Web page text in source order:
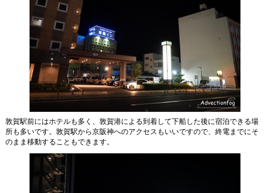
敦賀駅前にはホテルも多く、敦賀港による到着して下船した後に宿泊できる場
所も多いです。敦賀駅から京阪神へのアクセスもいいですので、終電までにそ
のまま移動することもできます。